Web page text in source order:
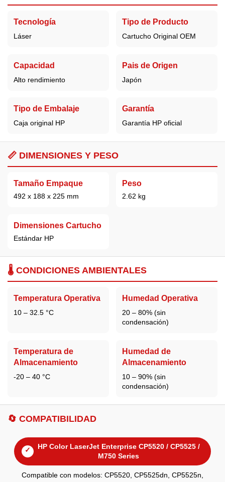
Tecnología
Láser
Tipo de Producto
Cartucho Original OEM
Capacidad
Alto rendimiento
Pais de Origen
Japón
Tipo de Embalaje
Caja original HP
Garantía
Garantía HP oficial
📏 DIMENSIONES Y PESO
Tamaño Empaque
492 x 188 x 225 mm
Peso
2.62 kg
Dimensiones Cartucho
Estándar HP
🌡️ CONDICIONES AMBIENTALES
Temperatura Operativa
10 – 32.5 °C
Humedad Operativa
20 – 80% (sin
condensación)
Temperatura de
Almacenamiento
-20 – 40 °C
Humedad de
Almacenamiento
10 – 90% (sin
condensación)
🔄 COMPATIBILIDAD
✓
HP Color LaserJet Enterprise CP5520 / CP5525 /
M750 Series
Compatible con modelos: CP5520, CP5525dn, CP5525n,